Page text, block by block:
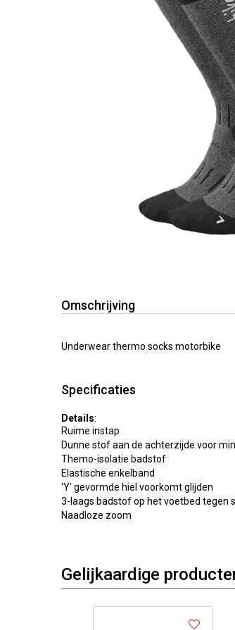
Omschrijving
Underwear thermo socks motorbike
Specificaties
Details:
Ruime instap
Dunne stof aan de achterzijde voor
Themo-isolatie badstof
Elastische enkelband
'Y' gevormde hiel voorkomt glijden
3-laags badstof op het voetbed tegen
Naadloze zoom
Gelijkaardige